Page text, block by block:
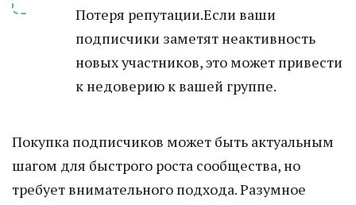
Потеря репутации.Если ваши
подписчики заметят неактивность
новых участников, это может привести
к недоверию к вашей группе.
Покупка подписчиков может быть актуальным
шагом для быстрого роста сообщества, но
требует внимательного подхода. Разумное